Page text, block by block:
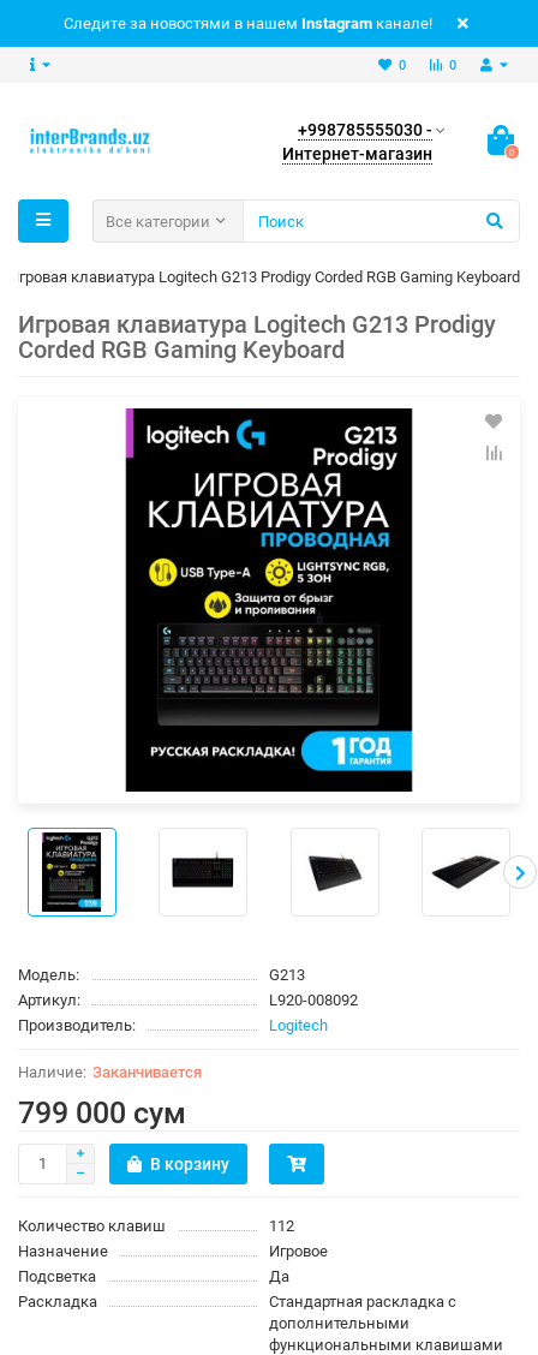
Следите за новостями в нашем Instagram канале!
0
0
+998785555030 -
Интернет-магазин
0
Все категории
Игровая клавиатура Logitech G213 Prodigy Corded RGB Gaming Keyboard
Игровая клавиатура Logitech G213 Prodigy
Corded RGB Gaming Keyboard
Модель:
G213
Артикул:
L920-008092
Производитель:
Logitech
Заканчивается
799 000 сум
В корзину
Количество клавиш
112
Назначение
Игровое
Подсветка
Да
Раскладка
Стандартная раскладка с
дополнительными
функциональными клавишами